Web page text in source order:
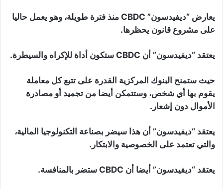
يعارض “ديفيدسون” CBDC منذ فترة طويلة، وهو يعمل حاليا
على مشروع قانون يحظرها.
يعتقد “ديفيدسون” أن CBDC ستكون أداة للإكراه والسيطرة.
حيث ستمنح البنوك المركزية القدرة على تتبع كل معاملة
يقوم بها أي شخص، وستتمكن أيضا من تجميد أو مصادرة
الأموال دون إشعار.
يعتقد “ديفيدسون” أن هذا سيضر بصناعة التكنولوجيا المالية،
والتي تعتمد على الخصوصية والابتكار.
يعتقد “ديفيدسون” أيضا أن CBDC ستضر بالمنافسة.